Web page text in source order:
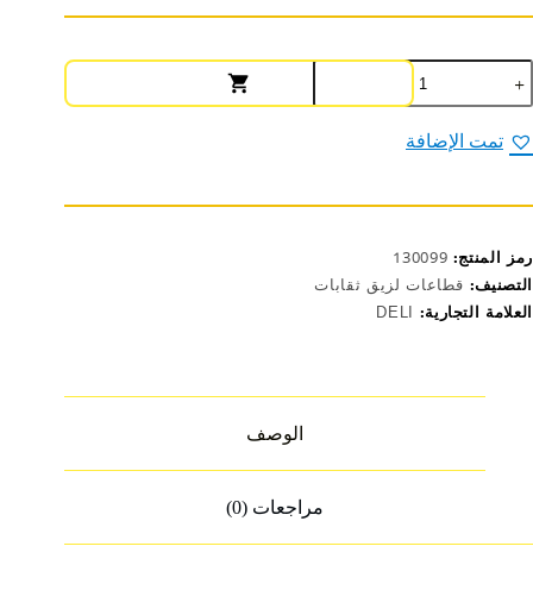
كمية
ديلي
قطاعة
شريط
لاصق
تمت الإضافة
رمز المنتج: 130099
التصنيف: قطاعات لزيق ثقابات
العلامة التجارية: DELI
الوصف
مراجعات (0)